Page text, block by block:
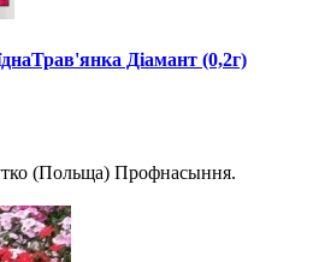
Діамант (0,2г)
(Польща) Профнасыння.